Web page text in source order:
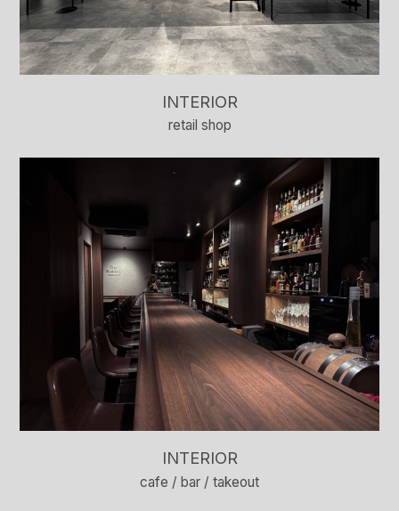
INTERIOR
retail shop
INTERIOR
cafe / bar / takeout